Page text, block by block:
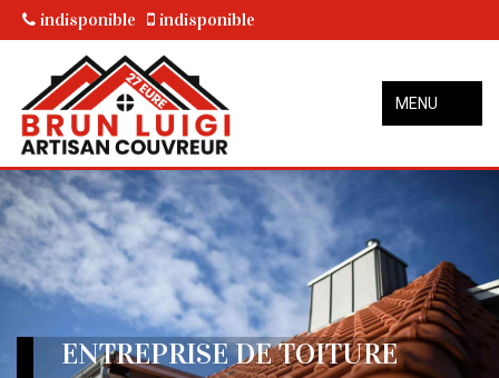
indisponible indisponible
MENU
ENTREPRISE DE TOITURE